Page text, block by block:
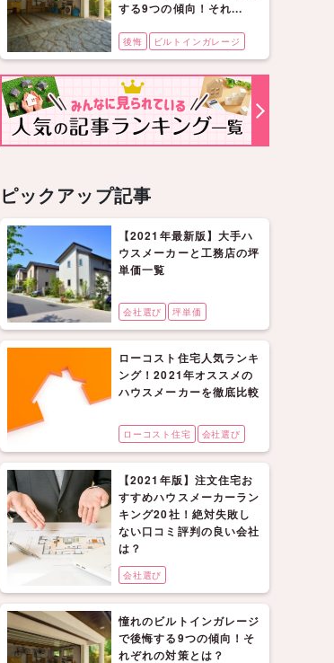
する9つの傾向！それ...
後悔 ビルトインガレージ
ピックアップ記事
【2021年最新版】大手ハ
ウスメーカーと工務店の坪
単価一覧
会社選び 坪単価
ローコスト住宅人気ランキ
ング！2021年オススメの
ハウスメーカーを徹底比較
ローコスト住宅 会社選び
【2021年版】注文住宅お
すすめハウスメーカーラン
キング20社！絶対失敗し
ない口コミ評判の良い会社
は？
会社選び
憧れのビルトインガレージ
で後悔する9つの傾向！そ
れぞれの対策とは？